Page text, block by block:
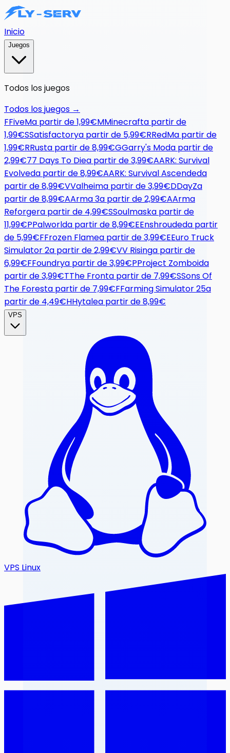
Inicio
Juegos
Todos los juegos
Todos los juegos →
FFiveMa partir de1,99€MMinecrafta partir de
1,99€SSatisfactorya partir de 5,99€RRedMa partir de
1,99€RRusta partir de8,99€GGarry's Moda partir de
2,99€77 Days To Diea partir de3,99€AARK: Survival
Evolveda partir de8,99€AARK: Survival Ascendeda
partir de8,99€VValheima partir de3,99€DDayZa
partir de8,99€AArma 3a partir de2,99€AArma
Reforgera partir de 4,99€SSoulmaska partir de
11,99€PPalworlda partir de8,99€EEnshroudeda partir
de 5,99€FFrozen Flamea partir de3,99€EEuro Truck
Simulator 2a partir de2,99€VV Risinga partir de
6,99€FFoundrya partir de3,99€PProject Zomboida
partir de3,99€TThe Fronta partir de 7,99€SSons Of
The Foresta partir de 7,99€FFarming Simulator 25a
partir de 4,49€HHytalea partir de8,99€
VPS
VPS Linux